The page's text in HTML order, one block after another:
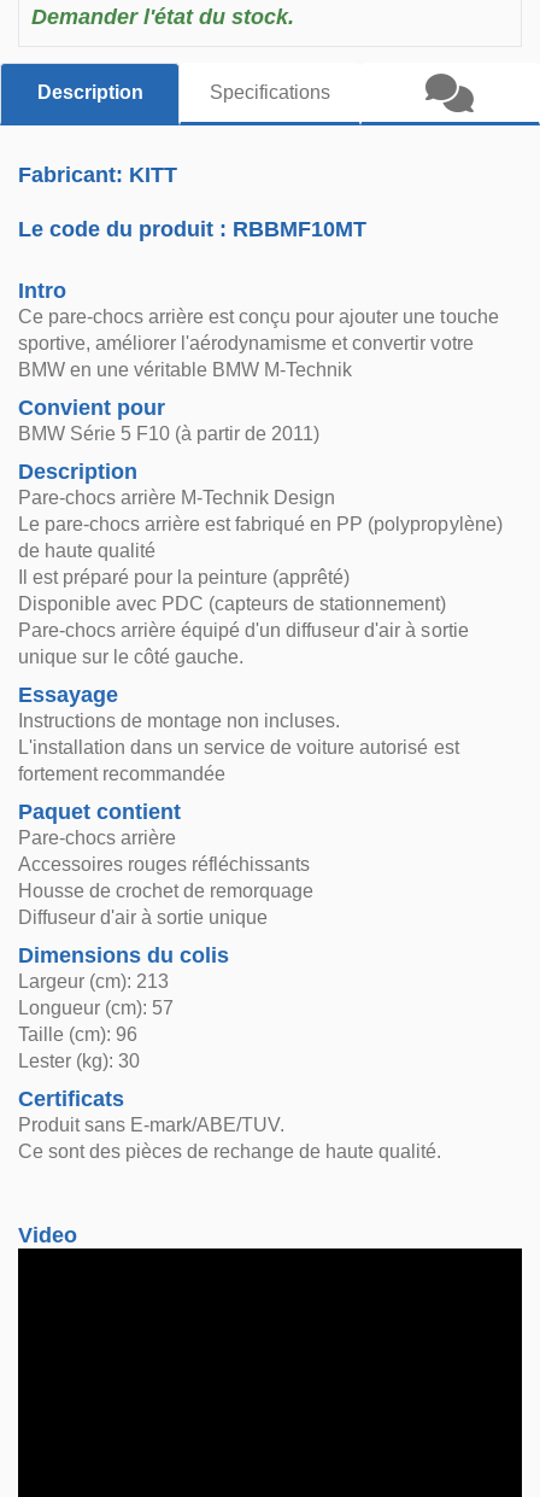
Demander l'état du stock.
Description Specifications
Fabricant: KITT
Le code du produit : RBBMF10MT
Intro
Ce pare-chocs arrière est conçu pour ajouter une touche
sportive, améliorer l'aérodynamisme et convertir votre
BMW en une véritable BMW M-Technik
Convient pour
BMW Série 5 F10 (à partir de 2011)
Description
Pare-chocs arrière M-Technik Design
Le pare-chocs arrière est fabriqué en PP (polypropylène)
de haute qualité
Il est préparé pour la peinture (apprêté)
Disponible avec PDC (capteurs de stationnement)
Pare-chocs arrière équipé d'un diffuseur d'air à sortie
unique sur le côté gauche.
Essayage
Instructions de montage non incluses.
L'installation dans un service de voiture autorisé est
fortement recommandée
Paquet contient
Pare-chocs arrière
Accessoires rouges réfléchissants
Housse de crochet de remorquage
Diffuseur d'air à sortie unique
Dimensions du colis
Largeur (cm): 213
Longueur (cm): 57
Taille (cm): 96
Lester (kg): 30
Certificats
Produit sans E-mark/ABE/TUV.
Ce sont des pièces de rechange de haute qualité.
Video